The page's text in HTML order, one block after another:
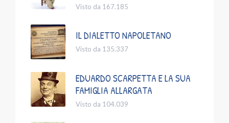
Visto da 167.185
IL DIALETTO NAPOLETANO
Visto da 135.337
EDUARDO SCARPETTA E LA SUA
FAMIGLIA ALLARGATA
Visto da 104.039